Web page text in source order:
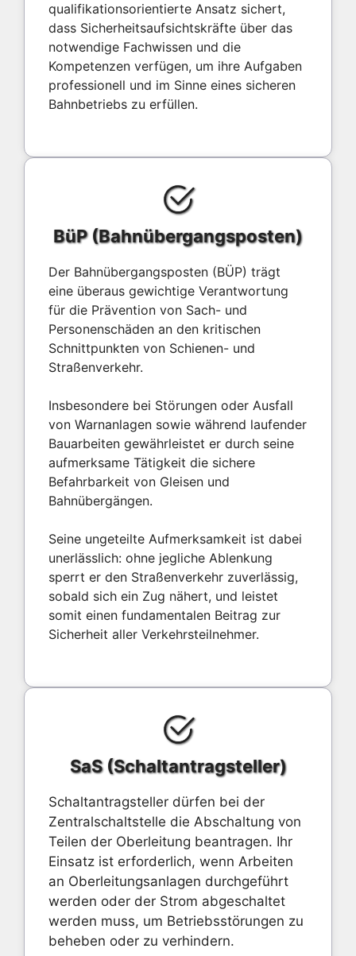
qualifikationsorientierte Ansatz sichert,
dass Sicherheitsaufsichtskräfte über das
notwendige Fachwissen und die
Kompetenzen verfügen, um ihre Aufgaben
professionell und im Sinne eines sicheren
Bahnbetriebs zu erfüllen.
BüP (Bahnübergangsposten)
Der Bahnübergangsposten (BÜP) trägt
eine überaus gewichtige Verantwortung
für die Prävention von Sach- und
Personenschäden an den kritischen
Schnittpunkten von Schienen- und
Straßenverkehr.
Insbesondere bei Störungen oder Ausfall
von Warnanlagen sowie während laufender
Bauarbeiten gewährleistet er durch seine
aufmerksame Tätigkeit die sichere
Befahrbarkeit von Gleisen und
Bahnübergängen.
Seine ungeteilte Aufmerksamkeit ist dabei
unerlässlich: ohne jegliche Ablenkung
sperrt er den Straßenverkehr zuverlässig,
sobald sich ein Zug nähert, und leistet
somit einen fundamentalen Beitrag zur
Sicherheit aller Verkehrsteilnehmer.
SaS (Schaltantragsteller)
Schaltantragsteller dürfen bei der
Zentralschaltstelle die Abschaltung von
Teilen der Oberleitung beantragen. Ihr
Einsatz ist erforderlich, wenn Arbeiten
an Oberleitungsanlagen durchgeführt
werden oder der Strom abgeschaltet
werden muss, um Betriebsstörungen zu
beheben oder zu verhindern.